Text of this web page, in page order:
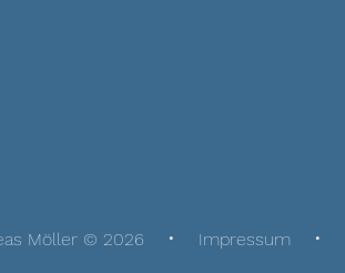
Möller © 2026 Impressum